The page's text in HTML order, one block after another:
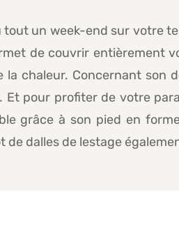
un week-end sur votre
de couvrir entièrement
chaleur. Concernant son
pour profiter de votre
grâce à son pied en
dalles de lestage